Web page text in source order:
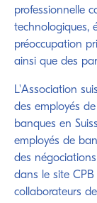
professionnelle
technologiques,
préoccupation
ainsi que des
L'Association
des employés
banques en
employés de
des négociations
dans le site
collaborateurs